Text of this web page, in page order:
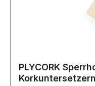
PLYCORK
Korkuntersetzern